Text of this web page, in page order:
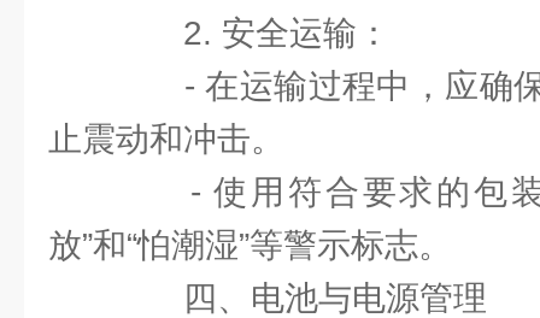
2. 安全运输：
- 在运输过程中，应确保
止震动和冲击。
- 使用符合要求的包装
放”和“怕潮湿”等警示标志。
四、电池与电源管理